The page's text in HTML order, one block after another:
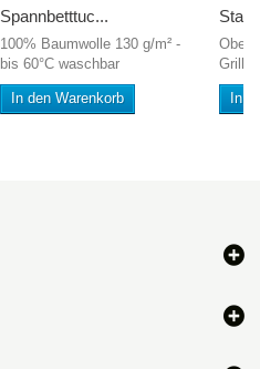
Spannbetttuc...
100% Baumwolle 130 g/m² -
bis 60°C waschbar
In den Warenkorb
Ober-
Grill,
In